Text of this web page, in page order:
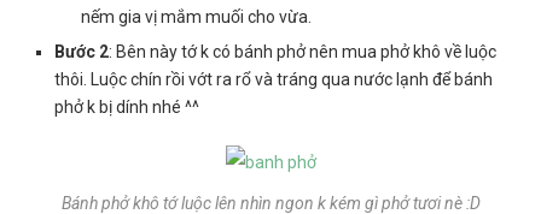
nếm gia vị mắm muối cho vừa.
Bước 2: Bên này tớ k có bánh phở nên mua phở khô về luộc
thôi. Luộc chín rồi vớt ra rổ và tráng qua nước lạnh để bánh
phở k bị dính nhé ^^
Bánh phở khô tớ luộc lên nhìn ngon k kém gì phở tươi nè :D